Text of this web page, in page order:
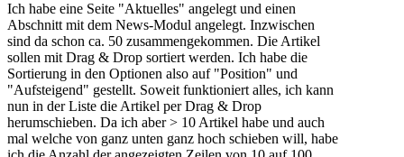
Ich habe eine Seite "Aktuelles" angelegt und einen
Abschnitt mit dem News-Modul angelegt. Inzwischen
sind da schon ca. 50 zusammengekommen. Die Artikel
sollen mit Drag & Drop sortiert werden. Ich habe die
Sortierung in den Optionen also auf "Position" und
"Aufsteigend" gestellt. Soweit funktioniert alles, ich kann
nun in der Liste die Artikel per Drag & Drop
herumschieben. Da ich aber > 10 Artikel habe und auch
mal welche von ganz unten ganz hoch schieben will, habe